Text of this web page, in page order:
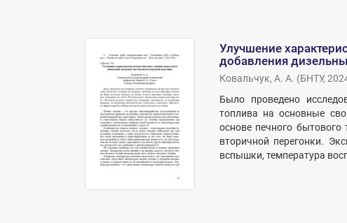
Улучшение
добавления
Ковальчук, А. А. (БНТУ,
Было проведено
топлива на основные
основе печного
вторичной перегонки.
вспышки, температура